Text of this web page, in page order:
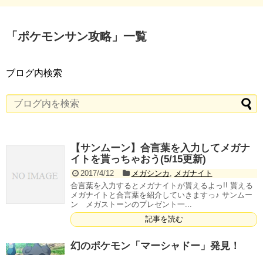
「 ポケモンサン攻略」 一覧
ブログ内検索
【サンムーン】合言葉を入力してメガナ
イトを貰っちゃおう(5/15更新)
2017/4/12 メガシンカ , メガナイト
合言葉を入力するとメガナイトが貰えるよっ!! 貰える
メガナイトと合言葉を紹介していきますっ♪ サンムー
ン メガストーンのプレゼント一...
記事を読む
幻のポケモン「マーシャドー」発見！